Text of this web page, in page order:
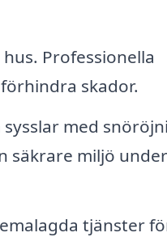
Professionella
skador.
med
säkrare miljö under
tjänster